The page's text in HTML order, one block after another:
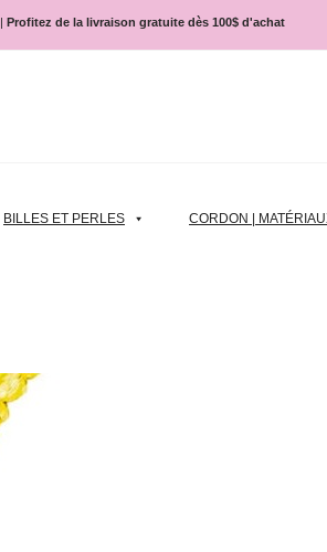
|Profitez de la livraison gratuite dès 100$ d'achat
BILLES ET PERLES CORDON |